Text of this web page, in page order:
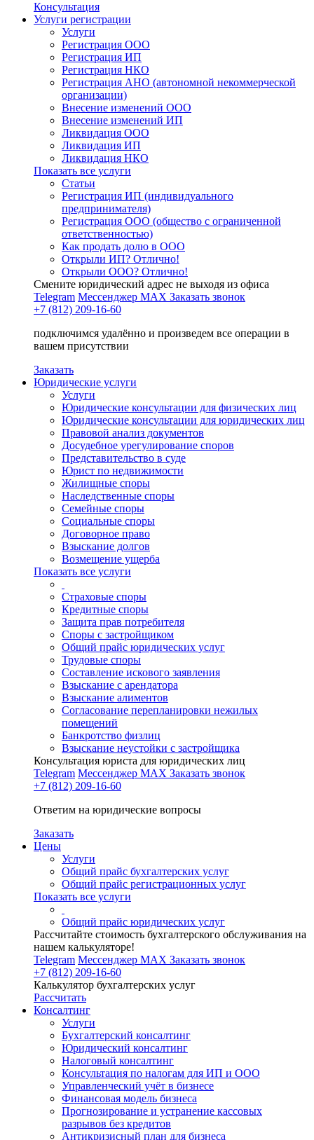
Консультация
Услуги регистрации
Услуги
Регистрация ООО
Регистрация ИП
Регистрация НКО
Регистрация АНО (автономной некоммерческой
организации)
Внесение изменений ООО
Внесение изменений ИП
Ликвидация ООО
Ликвидация ИП
Ликвидация НКО
Показать все услуги
Статьи
Регистрация ИП (индивидуального
предпринимателя)
Регистрация ООО (общество с ограниченной
ответственностью)
Как продать долю в ООО
Открыли ИП? Отлично!
Открыли ООО? Отлично!
Смените юридический адрес не выходя из офиса
Telegram Мессенджер MAX Заказать звонок
+7 (812) 209-16-60
подключимся удалённо и произведем все операции в
вашем присутствии
Заказать
Юридические услуги
Услуги
Юридические консультации для физических лиц
Юридические консультации для юридических лиц
Правовой анализ документов
Досудебное урегулирование споров
Представительство в суде
Юрист по недвижимости
Жилищные споры
Наследственные споры
Семейные споры
Социальные споры
Договорное право
Взыскание долгов
Возмещение ущерба
Показать все услуги
Страховые споры
Кредитные споры
Защита прав потребителя
Споры с застройщиком
Общий прайс юридических услуг
Трудовые споры
Составление искового заявления
Взыскание с арендатора
Взыскание алиментов
Cогласование перепланировки нежилых
помещений
Банкротство физлиц
Взыскание неустойки с застройщика
Консультация юриста для юридических лиц
Telegram Мессенджер MAX Заказать звонок
+7 (812) 209-16-60
Ответим на юридические вопросы
Заказать
Цены
Услуги
Общий прайс бухгалтерских услуг
Общий прайс регистрационных услуг
Показать все услуги
Общий прайс юридических услуг
Рассчитайте стоимость бухгалтерского обслуживания на
нашем калькуляторе!
Telegram Мессенджер MAX Заказать звонок
+7 (812) 209-16-60
Калькулятор бухгалтерских услуг
Рассчитать
Консалтинг
Услуги
Бухгалтерский консалтинг
Юридический консалтинг
Налоговый консалтинг
Консультация по налогам для ИП и ООО
Управленческий учёт в бизнесе
Финансовая модель бизнеса
Прогнозирование и устранение кассовых
разрывов без кредитов
Антикризисный план для бизнеса